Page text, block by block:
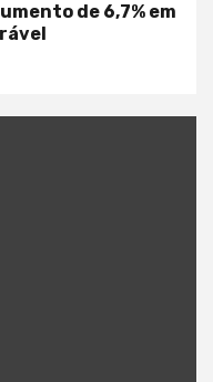
de 6,7% em